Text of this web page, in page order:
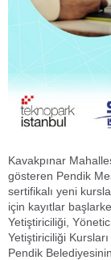
Kavakpınar
gösteren Pendik
sertifikalı yeni
için kayıtlar
Yetiştiriciliği,
Yetiştiriciliği
Pendik